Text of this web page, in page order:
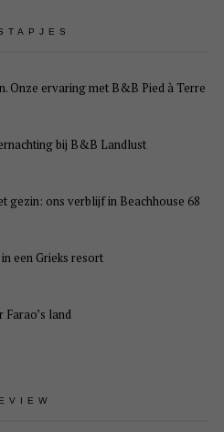
Onze ervaring met B&B Pied à Terre
bij B&B Landlust
gezin: ons verblijf in Beachhouse 68
een Grieks resort
land